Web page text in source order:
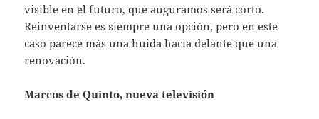
visible en el futuro, que auguramos será corto.
Reinventarse es siempre una opción, pero en este
caso parece más una huida hacia delante que una
renovación.
Marcos de Quinto, nueva televisión